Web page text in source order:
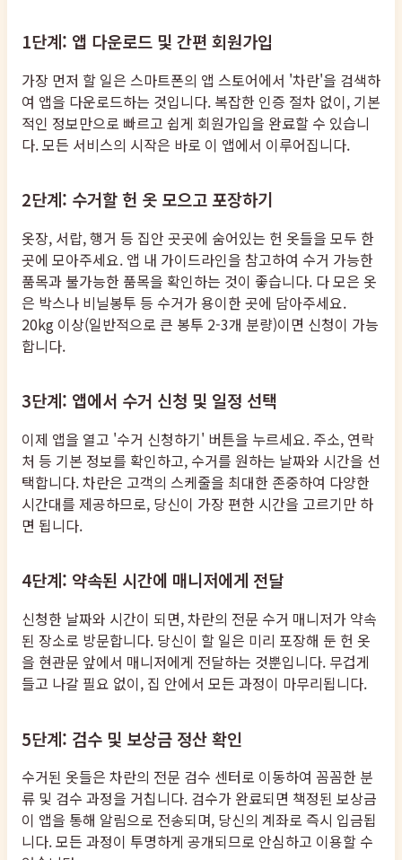
1단계: 앱 다운로드 및 간편 회원가입
가장 먼저 할 일은 스마트폰의 앱 스토어에서 '차란'을 검색하
여 앱을 다운로드하는 것입니다. 복잡한 인증 절차 없이, 기본
적인 정보만으로 빠르고 쉽게 회원가입을 완료할 수 있습니
다. 모든 서비스의 시작은 바로 이 앱에서 이루어집니다.
2단계: 수거할 헌 옷 모으고 포장하기
옷장, 서랍, 행거 등 집안 곳곳에 숨어있는 헌 옷들을 모두 한
곳에 모아주세요. 앱 내 가이드라인을 참고하여 수거 가능한
품목과 불가능한 품목을 확인하는 것이 좋습니다. 다 모은 옷
은 박스나 비닐봉투 등 수거가 용이한 곳에 담아주세요.
20kg 이상(일반적으로 큰 봉투 2-3개 분량)이면 신청이 가능
합니다.
3단계: 앱에서 수거 신청 및 일정 선택
이제 앱을 열고 '수거 신청하기' 버튼을 누르세요. 주소, 연락
처 등 기본 정보를 확인하고, 수거를 원하는 날짜와 시간을 선
택합니다. 차란은 고객의 스케줄을 최대한 존중하여 다양한
시간대를 제공하므로, 당신이 가장 편한 시간을 고르기만 하
면 됩니다.
4단계: 약속된 시간에 매니저에게 전달
신청한 날짜와 시간이 되면, 차란의 전문 수거 매니저가 약속
된 장소로 방문합니다. 당신이 할 일은 미리 포장해 둔 헌 옷
을 현관문 앞에서 매니저에게 전달하는 것뿐입니다. 무겁게
들고 나갈 필요 없이, 집 안에서 모든 과정이 마무리됩니다.
5단계: 검수 및 보상금 정산 확인
수거된 옷들은 차란의 전문 검수 센터로 이동하여 꼼꼼한 분
류 및 검수 과정을 거칩니다. 검수가 완료되면 책정된 보상금
이 앱을 통해 알림으로 전송되며, 당신의 계좌로 즉시 입금됩
니다. 모든 과정이 투명하게 공개되므로 안심하고 이용할 수